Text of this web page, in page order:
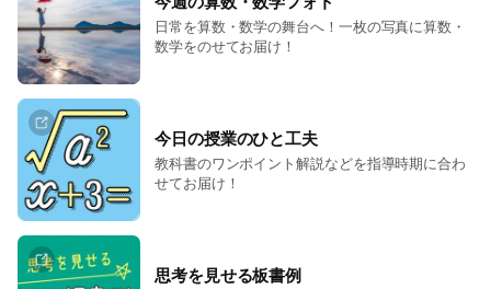
日常を算数・数学の舞台へ！一枚の写真に算数・
数学をのせてお届け！
今日の授業のひと工夫
教科書のワンポイント解説などを指導時期に合わ
せてお届け！
思考を見せる板書例